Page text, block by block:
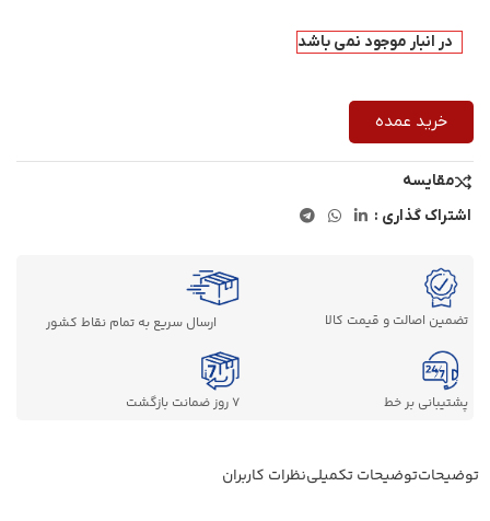
در انبار موجود نمی باشد
خرید عمده
مقایسه
اشتراک گذاری :
تضمین اصالت و قیمت کالا ارسال سریع به تمام نقاط کشور
پشتیبانی بر خط 7 روز ضمانت بازگشت
توضیحاتتوضیحات تکمیلینظرات کاربران